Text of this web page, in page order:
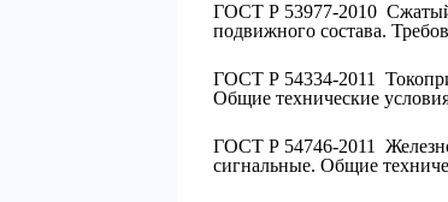
ГОСТ Р 53977-2010 Сжатый
подвижного состава.
ГОСТ Р 54334-2011
Общие технические
ГОСТ Р 54746-2011
сигнальные. Общие